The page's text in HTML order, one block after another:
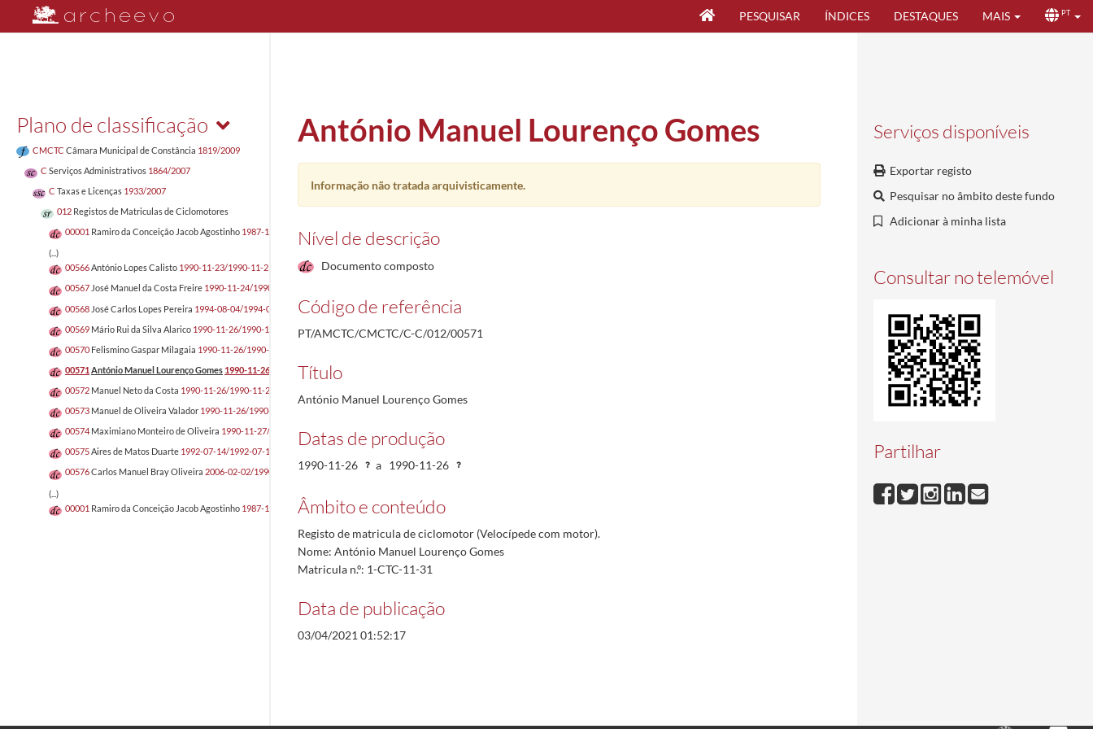
PESQUISAR ÍNDICES DESTAQUES MAIS PT
Plano de classificação
CMCTC Câmara Municipal de Constância 1819/2009
C Serviços Administrativos 1864/2007
C Taxas e Licenças 1933/2007
012 Registos de Matriculas de Ciclomotores
00001 Ramiro da Conceição Jacob Agostinho 1987-12-14/1987-12-21
(...)
00566António Lopes Calisto 1990-11-23/1990-11-23
00567 José Manuel da Costa Freire 1990-11-24/1990-11-24
00568 José Carlos Lopes Pereira 1994-08-04/1994-08-04
00569 Mário Rui da Silva Alarico 1990-11-26/1990-11-26
00570 Felismino Gaspar Milagaia 1990-11-26/1990-11-26
00571 António Manuel Lourenço Gomes 1990-11-26/1990-11-26
00572 Manuel Neto da Costa 1990-11-26/1990-11-26
00573 Manuel de Oliveira Valador 1990-11-26/1990-11-26
00574 Maximiano Monteiro de Oliveira 1990-11-27/1990-11-27
00575Aires de Matos Duarte 1992-07-14/1992-07-14
00576Carlos Manuel Bray Oliveira 2006-02-02/1990-11-27
(...)
00001 Ramiro da Conceição Jacob Agostinho 1987-12-14/1987-12-21
Serviços disponíveis
Exportar registo
Pesquisar no âmbito deste fundo
Adicionar à minha lista
Consultar no telemóvel
Partilhar
António Manuel Lourenço Gomes
Informação não tratada arquivisticamente.
Nível de descrição
Documento composto
Código de referência
PT/AMCTC/CMCTC/C-C/012/00571
Título
António Manuel Lourenço Gomes
Datas de produção
1990-11-26 a 1990-11-26
Âmbito e conteúdo
Registo de matricula de ciclomotor (Velocípede com motor).
Nome: António Manuel Lourenço Gomes
Matricula n.º: 1-CTC-11-31
Data de publicação
03/04/2021 01:52:17